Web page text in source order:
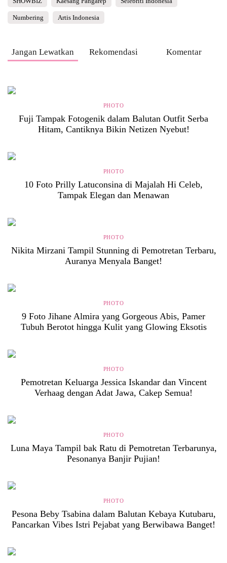
Numbering Artis Indonesia
Jangan Lewatkan Rekomendasi Komentar
PHOTO
Fuji Tampak Fotogenik dalam Balutan Outfit Serba
Hitam, Cantiknya Bikin Netizen Nyebut!
PHOTO
10 Foto Prilly Latuconsina di Majalah Hi Celeb,
Tampak Elegan dan Menawan
PHOTO
Nikita Mirzani Tampil Stunning di Pemotretan Terbaru,
Auranya Menyala Banget!
PHOTO
9 Foto Jihane Almira yang Gorgeous Abis, Pamer
Tubuh Berotot hingga Kulit yang Glowing Eksotis
PHOTO
Pemotretan Keluarga Jessica Iskandar dan Vincent
Verhaag dengan Adat Jawa, Cakep Semua!
PHOTO
Luna Maya Tampil bak Ratu di Pemotretan Terbarunya,
Pesonanya Banjir Pujian!
PHOTO
Pesona Beby Tsabina dalam Balutan Kebaya Kutubaru,
Pancarkan Vibes Istri Pejabat yang Berwibawa Banget!